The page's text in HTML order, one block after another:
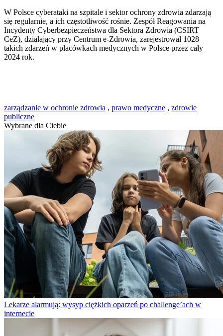
W Polsce cyberataki na szpitale i sektor ochrony zdrowia zdarzają
się regularnie, a ich częstotliwość rośnie. Zespół Reagowania na
Incydenty Cyberbezpieczeństwa dla Sektora Zdrowia (CSIRT
CeZ), działający przy Centrum e-Zdrowia, zarejestrował 1028
takich zdarzeń w placówkach medycznych w Polsce przez cały
2024 rok.
zarządzanie w ochronie zdrowia , prawo medyczne , zdrowie
publiczne
Wybrane dla Ciebie
Lekarze alarmują: wysyp ciężkich oparzeń po challenge’ach w
internecie